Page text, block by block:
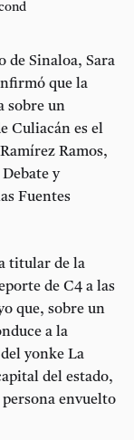
de Sinaloa, Sara
que la
sobre un
Culiacán es el
Ramos,
y
Fuentes
titular de la
de C4 a las
que, sobre un
a la
yonke La
del estado,
envuelto